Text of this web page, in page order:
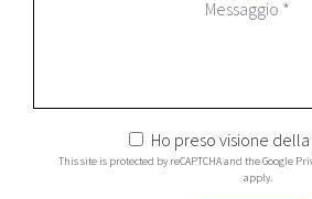
Ho preso visione della
This site is protected by reCAPTCHA and the Google
apply.